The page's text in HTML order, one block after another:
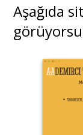
Aşağıda